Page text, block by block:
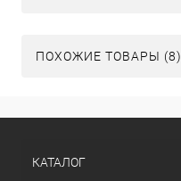
ПОХОЖИЕ ТОВАРЫ (8)
КАТАЛОГ